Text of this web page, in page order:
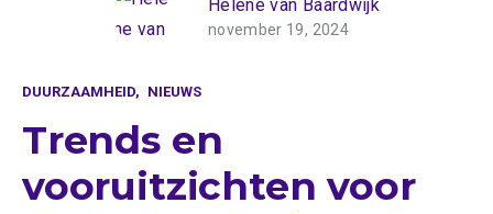
Hélène van Baardwijk
november 19, 2024
DUURZAAMHEID, NIEUWS
Trends en
vooruitzichten voor